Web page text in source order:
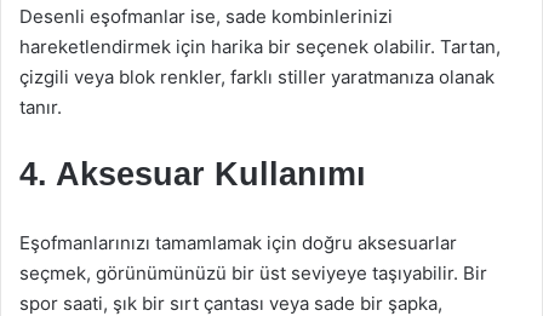
Desenli eşofmanlar ise, sade kombinlerinizi
hareketlendirmek için harika bir seçenek olabilir. Tartan,
çizgili veya blok renkler, farklı stiller yaratmanıza olanak
tanır.
4. Aksesuar Kullanımı
Eşofmanlarınızı tamamlamak için doğru aksesuarlar
seçmek, görünümünüzü bir üst seviyeye taşıyabilir. Bir
spor saati, şık bir sırt çantası veya sade bir şapka,